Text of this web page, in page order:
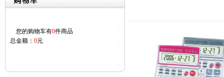
您的购物车有0件商品
总金额： 0元